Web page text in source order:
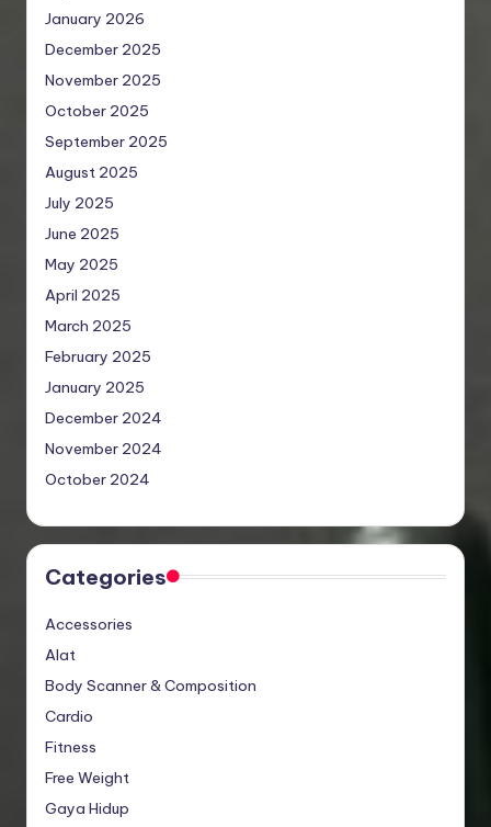
January 2026
December 2025
November 2025
October 2025
September 2025
August 2025
July 2025
June 2025
May 2025
April 2025
March 2025
February 2025
January 2025
December 2024
November 2024
October 2024
Categories
Accessories
Alat
Body Scanner & Composition
Cardio
Fitness
Free Weight
Gaya Hidup